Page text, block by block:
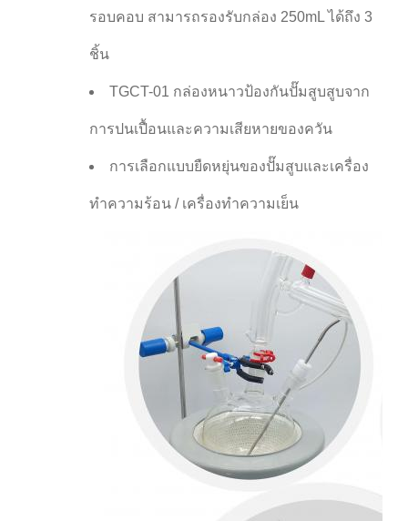
รอบคอบ สามารถรองรับกล่อง 250mL ได้ถึง 3
ชิ้น
TGCT-01 กล่องหนาวป้องกันปั๊มสูบสูบจาก
การปนเปื้อนและความเสียหายของควัน
การเลือกแบบยืดหยุ่นของปั๊มสูบและเครื่อง
ทําความร้อน / เครื่องทําความเย็น